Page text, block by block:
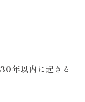
30年以内 に起きる